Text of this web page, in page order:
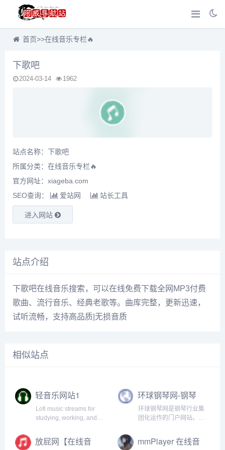
首页>>在线音乐专栏🔥
下歌吧
2024-03-14 1962
站点名称：下歌吧
所属分类： 在线音乐专栏🔥
官方网址：xiageba.com
SEO查询：
爱站网 站长工具
进入网站
站点介绍
下歌吧在线音乐搜索，可以在线免费下载全网MP3付费
歌曲、流行音乐、经典老歌等。曲库完整，更新迅速，
试听流畅，支持高品质|无损音质
相似站点
轻音乐网站1
Lofi music streams for
studying, working, and
环球钢琴网-钢琴
曲-钢琴谱-钢琴入
门-钢琴考级
环球钢琴网是钢琴行业集
团化运作的门户网站。网
源，并且每天以100+的数
量持续更新，能够做到有
放屁网【在线音
mmPlayer 在线音